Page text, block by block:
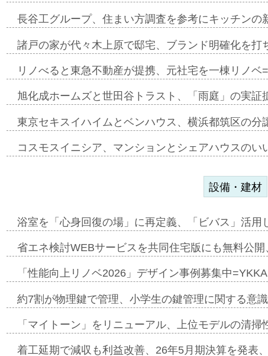
長谷工グループ、住まい方調査を参考にキッチン
諸戸の家が代々木上原で邸宅、ブランド明確化を
リノべると東急不動産が提携、元社宅を一棟リノベ
旭化成ホームズと世田谷トラスト、「雨庭」の実
東京セキスイハイムとベンハウス、横浜都筑区の
コスモスイニシア、マンションとシェアハウスの
設備・建材
浴室を「心身回復の場」に再定義、「ビバス」活
省エネ検討WEBサービスを共同住宅版にも無料公
「性能向上リノベ2026」デザイン事例募集中
約7割が物理鍵で管理、小学生の鍵管理に関する意
「マイトーン」をリニューアル、上位モデルの清
着工延期で減収も利益改善、26年5月期決算を発表